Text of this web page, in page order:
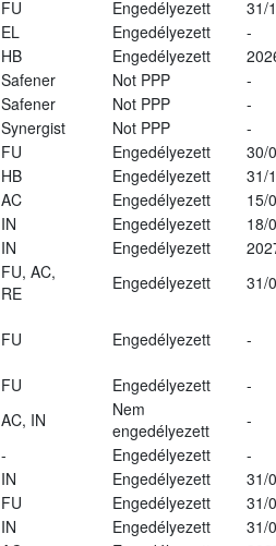
FU Engedélyezett
31/
EL Engedélyezett
-
HB Engedélyezett
Safener Not PPP
-
Safener Not PPP
-
Synergist Not PPP
-
FU Engedélyezett
30/
HB Engedélyezett
31/
AC Engedélyezett
15/
IN Engedélyezett
18/
IN Engedélyezett
FU, AC,
RE
Engedélyezett
31/
FU Engedélyezett -
FU Engedélyezett
-
AC, IN
Nem
engedélyezett
-
- Engedélyezett
-
IN Engedélyezett
31/
FU Engedélyezett
31/
IN Engedélyezett
31/